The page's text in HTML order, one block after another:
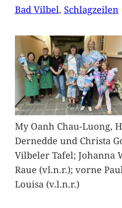
Bad Vilbel, Schlagzeilen
My Oanh Chau-Luong,
Dernedde und Christa
Vilbeler Tafel; Johanna
Raue (vl.n.r.); vorne
Louisa (v.l.n.r.)